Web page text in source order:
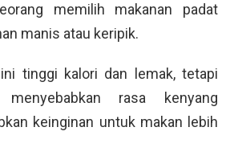
memilih makanan padat
manis atau keripik.
ini tinggi kalori dan lemak, tetapi
rasa kenyang
keinginan untuk makan lebih